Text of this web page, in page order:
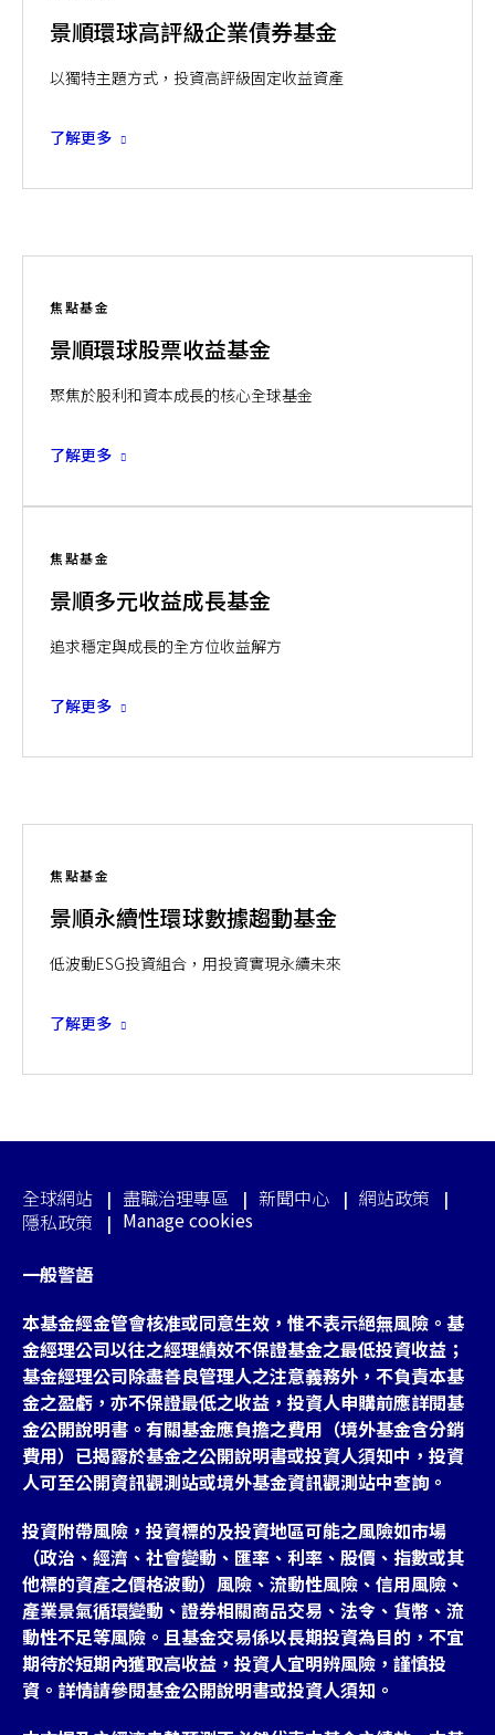
景順環球高評級企業債券基金
以獨特主題方式，投資高評級固定收益資產
了解更多
焦點基金
景順環球股票收益基金
聚焦於股利和資本成長的核心全球基金
了解更多
焦點基金
景順多元收益成長基金
追求穩定與成長的全方位收益解方
了解更多
焦點基金
景順永續性環球數據趨動基金
低波動ESG投資組合，用投資實現永續未來
了解更多
全球網站 盡職治理專區 新聞中心
網站政策
隱私政策
Manage cookies
一般警語
本基金經金管會核准或同意生效，惟不表示絕無風險。基
金經理公司以往之經理績效不保證基金之最低投資收益；
基金經理公司除盡善良管理人之注意義務外，不負責本基
金之盈虧，亦不保證最低之收益，投資人申購前應詳閱基
金公開說明書。有關基金應負擔之費用（境外基金含分銷
費用）已揭露於基金之公開說明書或投資人須知中，投資
人可至公開資訊觀測站或境外基金資訊觀測站中查詢。
投資附帶風險，投資標的及投資地區可能之風險如市場
（政治、經濟、社會變動、匯率、利率、股價、指數或其
他標的資產之價格波動）風險、流動性風險、信用風險、
產業景氣循環變動、證券相關商品交易、法令、貨幣、流
動性不足等風險。且基金交易係以長期投資為目的，不宜
期待於短期內獲取高收益，投資人宜明辨風險，謹慎投
資。詳情請參閱基金公開說明書或投資人須知。